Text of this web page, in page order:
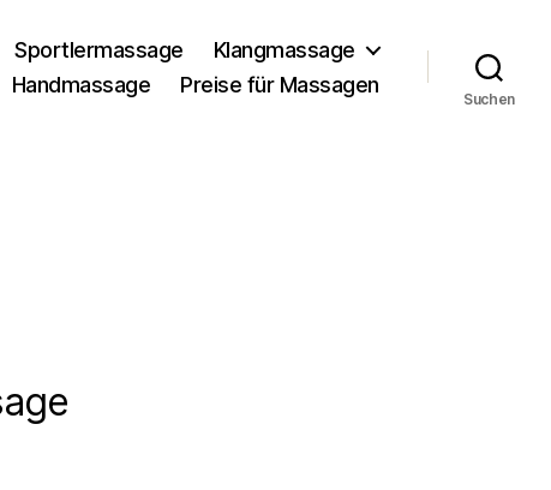
Sportlermassage
Klangmassage
Handmassage Preise für Massagen
Suchen